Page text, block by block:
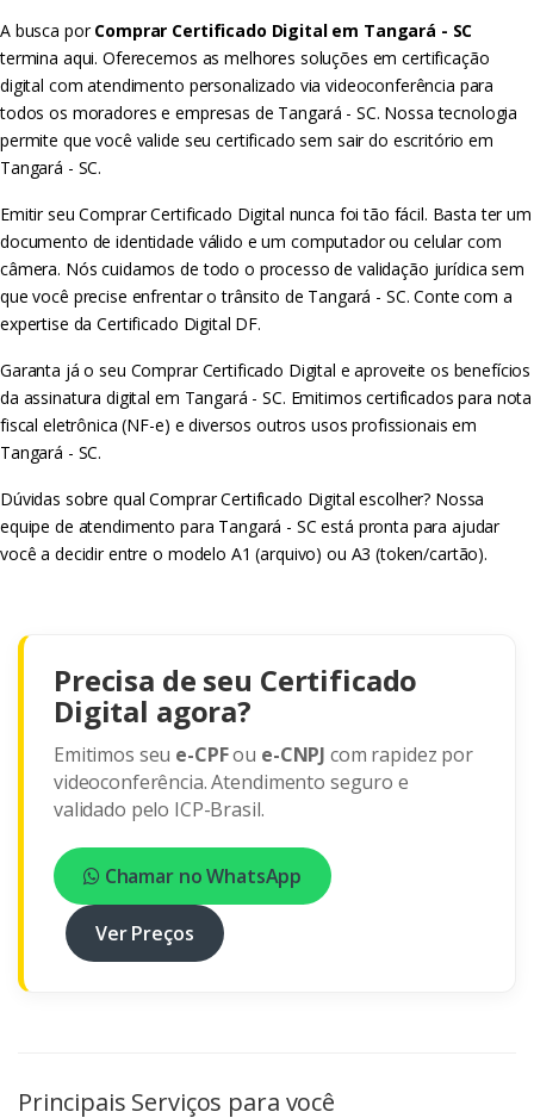
A busca porComprar Certificado Digital em Tangará - SC
termina aqui. Oferecemos as melhores soluções em certificação
digital com atendimento personalizado via videoconferência para
todos os moradores e empresas de Tangará - SC. Nossa tecnologia
permite que você valide seu certificado sem sair do escritório em
Tangará - SC.
Emitir seu Comprar Certificado Digital nunca foi tão fácil. Basta ter um
documento de identidade válido e um computador ou celular com
câmera. Nós cuidamos de todo o processo de validação jurídica sem
que você precise enfrentar o trânsito de Tangará - SC. Conte com a
expertise da Certificado Digital DF.
Garanta já o seu Comprar Certificado Digital e aproveite os benefícios
da assinatura digital em Tangará - SC. Emitimos certificados para nota
fiscal eletrônica (NF-e) e diversos outros usos profissionais em
Tangará - SC.
Dúvidas sobre qual Comprar Certificado Digital escolher? Nossa
equipe de atendimento para Tangará - SC está pronta para ajudar
você a decidir entre o modelo A1 (arquivo) ou A3 (token/cartão).
Precisa de seu Certificado
Digital agora?
Emitimos seu e-CPFou e-CNPJ com rapidez por
videoconferência. Atendimento seguro e
validado pelo ICP-Brasil.
Chamar no WhatsApp
Ver Preços
Principais Serviços para você